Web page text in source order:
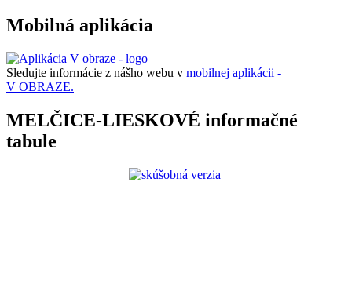
Mobilná aplikácia
Sledujte informácie z nášho webu v mobilnej aplikácii -
V OBRAZE.
MELČICE-LIESKOVÉ informačné
tabule